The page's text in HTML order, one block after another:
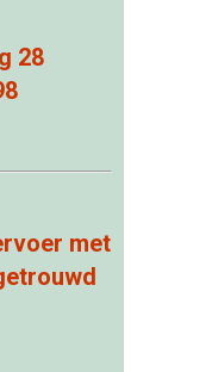
28
met